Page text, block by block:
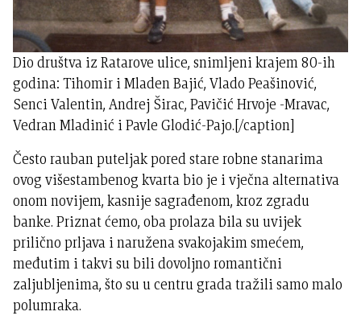
Dio društva iz Ratarove ulice, snimljeni krajem 80-ih
godina: Tihomir i Mladen Bajić, Vlado Peašinović,
Senci Valentin, Andrej Širac, Pavičić Hrvoje -Mravac,
Vedran Mladinić i Pavle Glodić-Pajo.[/caption]
Često rauban puteljak pored stare robne stanarima
ovog višestambenog kvarta bio je i vječna alternativa
onom novijem, kasnije sagrađenom, kroz zgradu
banke. Priznat ćemo, oba prolaza bila su uvijek
prilično prljava i naružena svakojakim smećem,
međutim i takvi su bili dovoljno romantični
zaljubljenima, što su u centru grada tražili samo malo
polumraka.